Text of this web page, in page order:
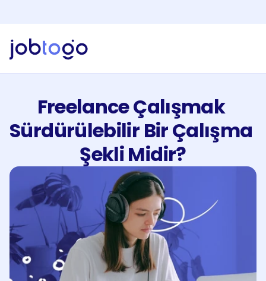
Freelance Çalışmak
Sürdürülebilir Bir Çalışma
Şekli Midir?
Giriş Yap
Kaydol
İşveren
Faturalandırma
Hizmetlerimiz
EN